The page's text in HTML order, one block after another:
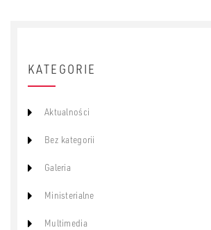
KATEGORIE
Aktualności
Bez kategorii
Galeria
Ministerialne
Multimedia